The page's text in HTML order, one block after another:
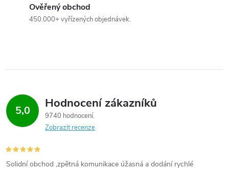
Ověřený obchod
450.000+ vyřízených objednávek.
5,0 Hodnocení zákazníků
9740 hodnocení
Zobrazit recenze
Solidní obchod ,zpětná komunikace úžasná a dodání rychlé